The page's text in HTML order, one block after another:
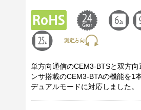
単方向通信のCEM3-BTSと双方
ンサ搭載のCEM3-BTAの機能を1
デュアルモードに対応しました。